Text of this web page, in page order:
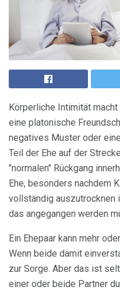
Körperliche Intimität
eine platonische
negatives Muster oder
Teil der Ehe auf der
"normalen" Rückgang
Ehe, besonders nachdem
vollständig auszutrocknen
das angegangen werden
Ein Ehepaar kann mehr
Wenn beide damit
zur Sorge. Aber das ist
einer oder beide Partner